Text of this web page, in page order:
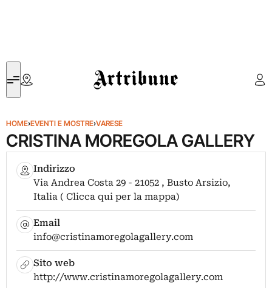
Artribune
HOME›EVENTI E MOSTRE›VARESE
CRISTINA MOREGOLA GALLERY
Indirizzo
Via Andrea Costa 29 - 21052 , Busto Arsizio,
Italia ( Clicca qui per la mappa)
Email
info@cristinamoregolagallery.com
Sito web
http://www.cristinamoregolagallery.com